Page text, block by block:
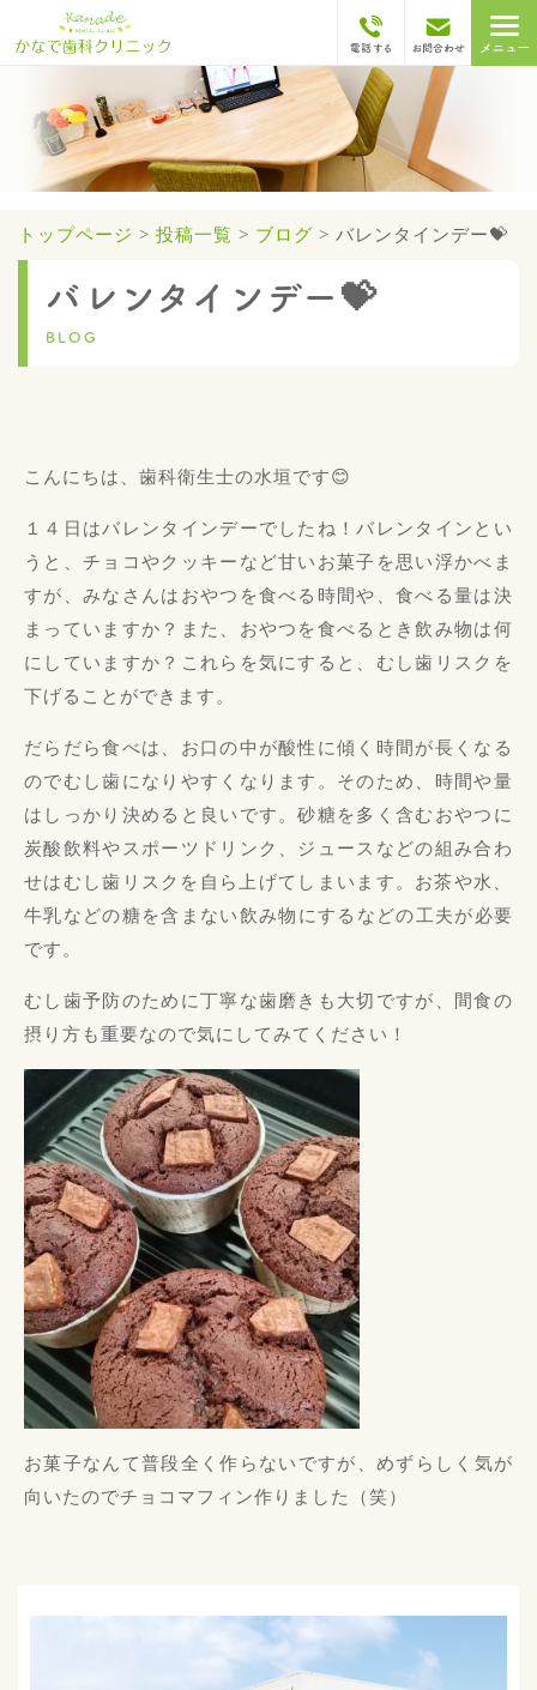
トップページ > 投稿一覧 > ブログ > バレンタインデー💝
バレンタインデー💝
BLOG
こんにちは、歯科衛生士の水垣です😊
１４日はバレンタインデーでしたね！バレンタインとい
うと、チョコやクッキーなど甘いお菓子を思い浮かべま
すが、みなさんはおやつを食べる時間や、食べる量は決
まっていますか？また、 おやつを食べるとき飲み物は何
にしていますか？ これらを気にすると、むし歯リスクを
下げることができます。
だらだら食べは、 お口の中が酸性に傾く時間が長くなる
のでむし歯になりやすくなり ます。そのため、時間や量
はしっかり決めると良いです。砂糖を多く含むおやつに
炭酸飲料やスポーツドリンク、 ジュースなどの組み合わ
せはむし歯リスクを自ら上げてしまいます 。お茶や水、
牛乳などの糖を含まない飲み物にするなどの工夫が必要
です。
むし歯予防のために丁寧な歯磨きも大切ですが、
間食の
摂り方も重要なので気にしてみてください！
お菓子なんて普段全く作らないですが、めずらしく気が
向いたのでチョコマフィン作りました（笑）